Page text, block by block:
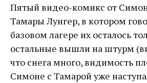
Пятый видео-комикс от
Тамары Лунгер, в котором
базовом лагере их осталось
остальные вышли на штурм
что снега много, видимость
Симоне с Тамарой уже